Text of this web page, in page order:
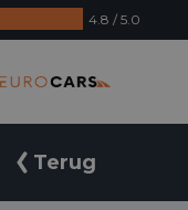
4.8 / 5.0
Terug